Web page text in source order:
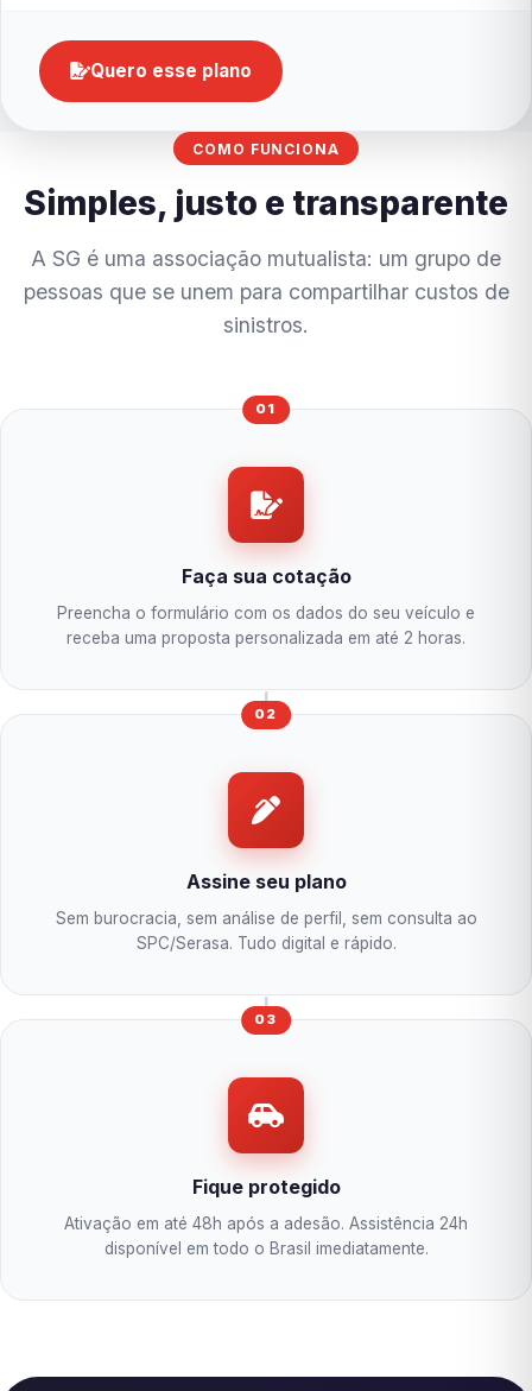
Quero esse plano
COMO FUNCIONA
Simples, justo e transparente
A SG é uma associação mutualista: um grupo de
pessoas que se unem para compartilhar custos de
sinistros.
01
Faça sua cotação
Preencha o formulário com os dados do seu veículo e
receba uma proposta personalizada em até 2 horas.
02
Assine seu plano
Sem burocracia, sem análise de perfil, sem consulta ao
SPC/Serasa. Tudo digital e rápido.
03
Fique protegido
Ativação em até 48h após a adesão. Assistência 24h
disponível em todo o Brasil imediatamente.